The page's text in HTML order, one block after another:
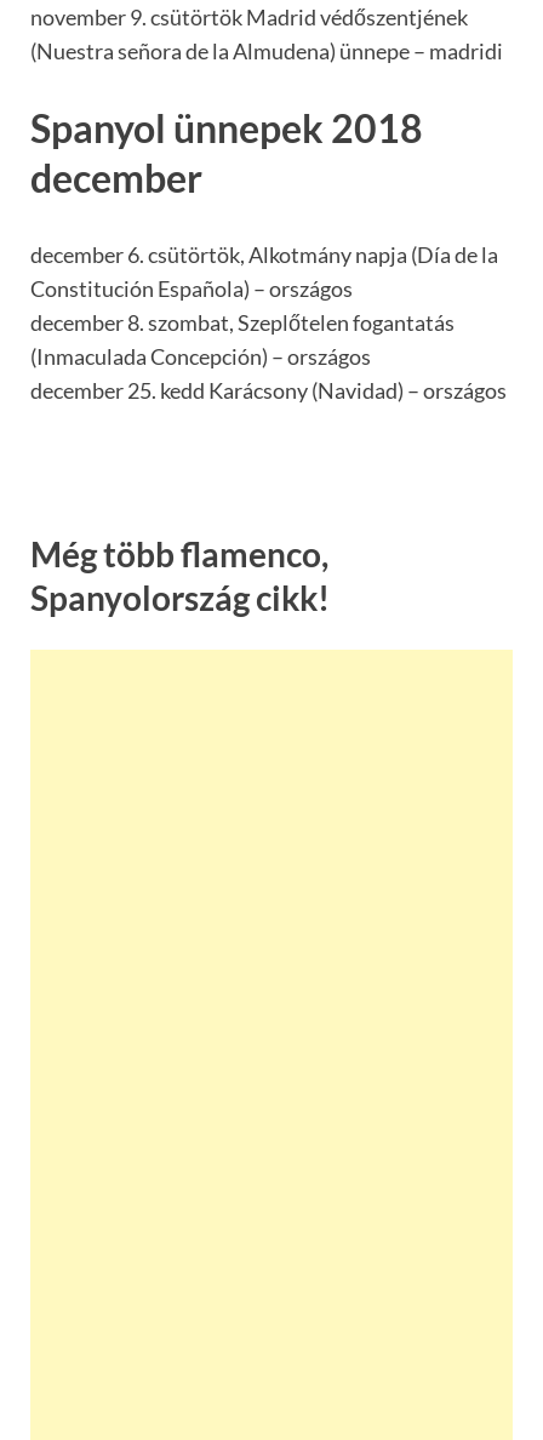
november 9. csütörtök Madrid védőszentjének
(Nuestra señora de la Almudena) ünnepe – madridi
Spanyol ünnepek 2018
december
december 6. csütörtök, Alkotmány napja (Día de la
Constitución Española) – országos
december 8. szombat, Szeplőtelen fogantatás
(Inmaculada Concepción) – országos
december 25. kedd Karácsony (Navidad) – országos
Még több flamenco,
Spanyolország cikk!